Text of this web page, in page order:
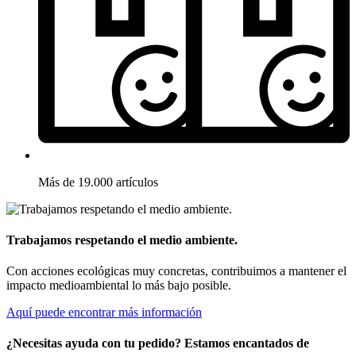
Más de 19.000 artículos
Trabajamos respetando el medio ambiente.
Con acciones ecológicas muy concretas, contribuimos a mantener el
impacto medioambiental lo más bajo posible.
Aquí puede encontrar más información
¿Necesitas ayuda con tu pedido? Estamos encantados de